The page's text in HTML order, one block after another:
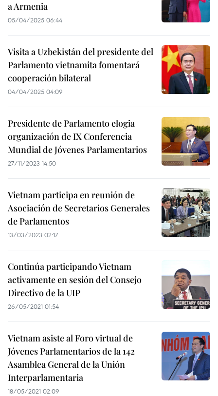
a Armenia
05/04/2025 06:44
Visita a Uzbekistán del presidente del
Parlamento vietnamita fomentará
cooperación bilateral
04/04/2025 04:09
Presidente de Parlamento elogia
organización de IX Conferencia
Mundial de Jóvenes Parlamentarios
27/11/2023 14:50
Vietnam participa en reunión de
Asociación de Secretarios Generales
de Parlamentos
13/03/2023 02:17
Continúa participando Vietnam
activamente en sesión del Consejo
Directivo de la UIP
26/05/2021 01:54
Vietnam asiste al Foro virtual de
Jóvenes Parlamentarios de la 142
Asamblea General de la Unión
Interparlamentaria
18/05/2021 02:09